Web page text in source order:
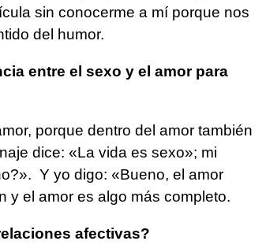
sin conocerme a mí porque nos
del humor.
entre el sexo y el amor para
porque dentro del amor también
dice: «La vida es sexo»; mi
Y yo digo: «Bueno, el amor
y el amor es algo más completo.
afectivas?